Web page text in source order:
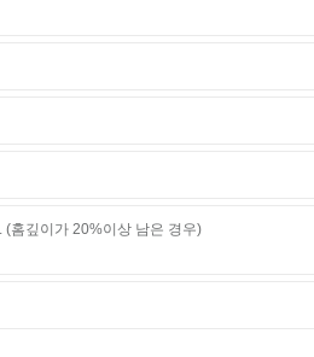
(홈깊이가 20%이상 남은 경우)